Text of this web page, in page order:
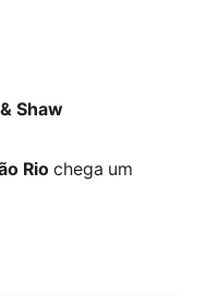
Shaw
Rio chega um